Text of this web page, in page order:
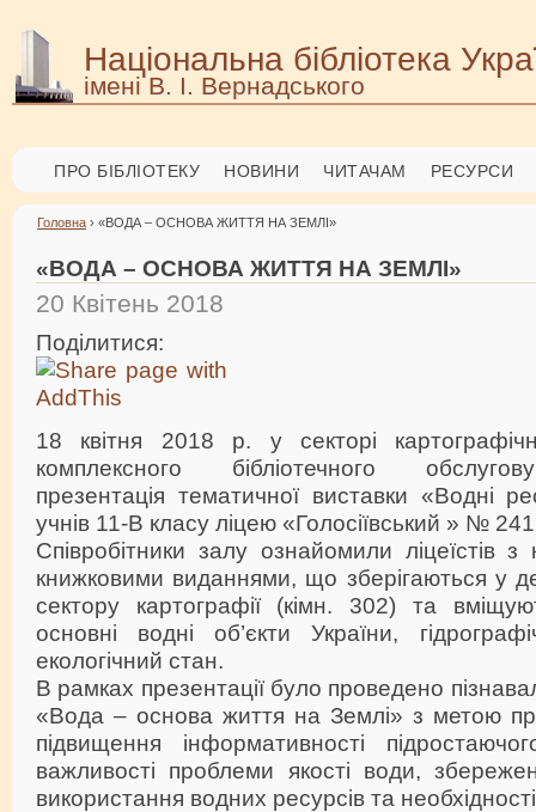
Національна бібліотека
імені В. І. Вернадського
ПРО БІБЛІОТЕКУ НОВИНИ ЧИТАЧАМ РЕСУРСИ
Головна › «ВОДА – ОСНОВА ЖИТТЯ НА ЗЕМЛІ»
«ВОДА – ОСНОВА ЖИТТЯ НА ЗЕМЛІ»
20 Квітень 2018
Поділитися:
18 квітня 2018 р. у секторі
комплексного бібліотечного
презентація тематичної виставки «Водні
учнів 11-В класу ліцею «Голосіївський » №
Співробітники залу ознайомили ліцеїстів
книжковими виданнями, що зберігаються у
сектору картографії (кімн. 302) та
основні водні об’єкти України,
екологічний стан.
В рамках презентації було проведено
«Вода – основа життя на Землі» з метою
підвищення інформативності
важливості проблеми якості води,
використання водних ресурсів та